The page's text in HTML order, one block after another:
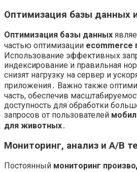
Оптимизация базы данных
Оптимизация базы данных
частью оптимизации ecommerce
Использование эффективных
индексирование и правильная
снизят нагрузку на сервер и
приложения․ Важно также
часть, обеспечив
доступность для обработки
запросов от пользователей
для животных․
Мониторинг, анализ и A/B
Постоянный мониторинг